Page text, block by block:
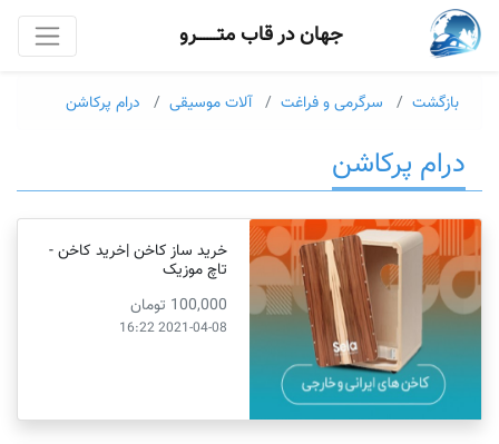
جهان در قاب متــــــرو
بازگشت سرگرمی و فراغت آلات موسیقی درام پرکاشن
درام پرکاشن
خرید ساز کاخن |خرید کاخن -
تاچ موزیک
100,000 تومان
2021-04-08 16:22